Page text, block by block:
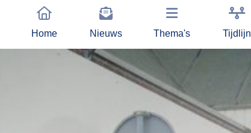
Home Nieuws Thema's Tijdlijn